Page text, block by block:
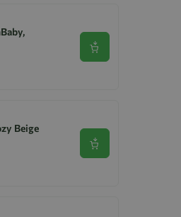
Se produkt
Beige
Se produkt